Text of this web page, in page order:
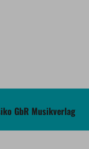
GbR Musikverlag